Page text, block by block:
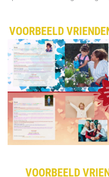
VOORBEELD
VOORBEELD